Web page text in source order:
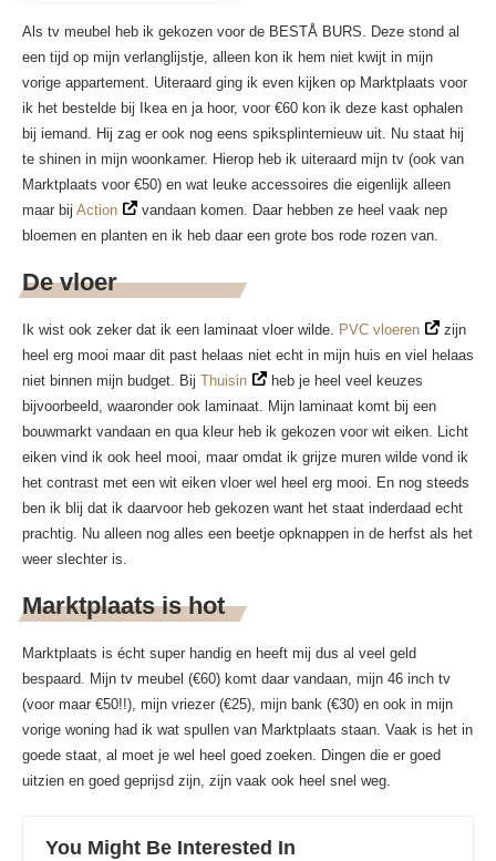
Als tv meubel heb ik gekozen voor de BESTÅ BURS. Deze stond al
een tijd op mijn verlanglijstje, alleen kon ik hem niet kwijt in mijn
vorige appartement. Uiteraard ging ik even kijken op Marktplaats voor
ik het bestelde bij Ikea en ja hoor, voor €60 kon ik deze kast ophalen
bij iemand. Hij zag er ook nog eens spiksplinternieuw uit. Nu staat hij
te shinen in mijn woonkamer. Hierop heb ik uiteraard mijn tv (ook van
Marktplaats voor €50) en wat leuke accessoires die eigenlijk alleen
maar bij Action
vandaan komen. Daar hebben ze heel vaak nep
bloemen en planten en ik heb daar een grote bos rode rozen van.
De vloer
Ik wist ook zeker dat ik een laminaat vloer wilde. PVC vloeren
zijn
heel erg mooi maar dit past helaas niet echt in mijn huis en viel helaas
niet binnen mijn budget. Bij Thuisin
heb je heel veel keuzes
bijvoorbeeld, waaronder ook laminaat. Mijn laminaat komt bij een
bouwmarkt vandaan en qua kleur heb ik gekozen voor wit eiken. Licht
eiken vind ik ook heel mooi, maar omdat ik grijze muren wilde vond ik
het contrast met een wit eiken vloer wel heel erg mooi. En nog steeds
ben ik blij dat ik daarvoor heb gekozen want het staat inderdaad echt
prachtig. Nu alleen nog alles een beetje opknappen in de herfst als het
weer slechter is.
Marktplaats is hot
Marktplaats is écht super handig en heeft mij dus al veel geld
bespaard. Mijn tv meubel (€60) komt daar vandaan, mijn 46 inch tv
(voor maar €50!!), mijn vriezer (€25), mijn bank (€30) en ook in mijn
vorige woning had ik wat spullen van Marktplaats staan. Vaak is het in
goede staat, al moet je wel heel goed zoeken. Dingen die er goed
uitzien en goed geprijsd zijn, zijn vaak ook heel snel weg.
You Might Be Interested In